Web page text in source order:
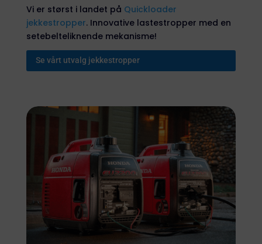
Vi er størst i landet på Quickloader
jekkestropper. Innovative lastestropper med en
setebelteliknende mekanisme!
Se vårt utvalg jekkestropper